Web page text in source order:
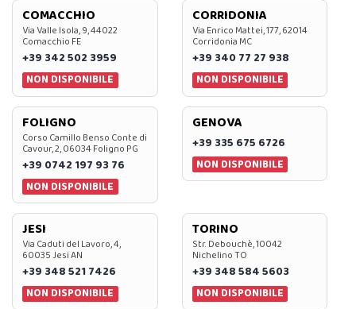
COMACCHIO
Via Valle Isola, 9, 44022
Comacchio FE
+39 342 502 3959
NON DISPONIBILE
CORRIDONIA
Via Enrico Mattei, 177, 62014
Corridonia MC
+39 340 77 27 938
NON DISPONIBILE
FOLIGNO
Corso Camillo Benso Conte di
Cavour, 2, 06034 Foligno PG
+39 0742 197 93 76
NON DISPONIBILE
GENOVA
+39 335 675 6726
NON DISPONIBILE
JESI
Via Caduti del Lavoro, 4,
60035 Jesi AN
+39 348 521 7426
NON DISPONIBILE
TORINO
Str. Debouchè, 10042
Nichelino TO
+39 348 584 5603
NON DISPONIBILE